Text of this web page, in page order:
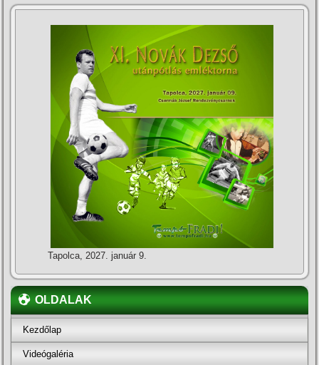
Tapolca, 2027. január 9.
OLDALAK
Kezdőlap
Videógaléria